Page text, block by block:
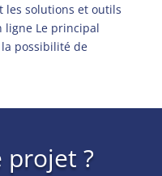
les solutions et outils
ligne Le principal
possibilité de
projet ?